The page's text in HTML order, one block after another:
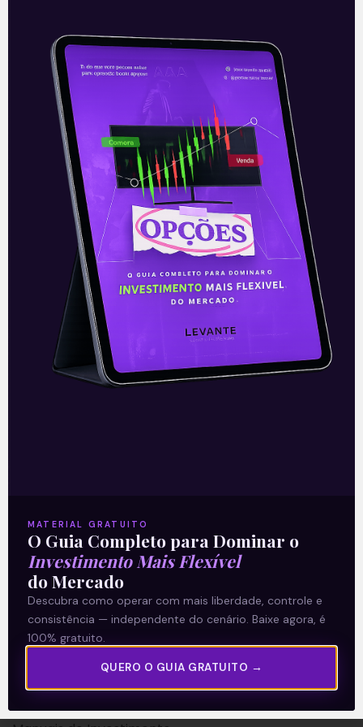
Isa Cteep (TRPL3/TRPL4):
Pagamento de Proventos
A transmissora de energia elétrica Isa
Cteep (TRPL3/TRPL4) anunciou na sexta-
feira (11) que vai pagar dividendos
intercalares de 0,176 reais por ação e
juros sobre
Leia mais
14/12/2020
Sobre nós
Termos e Condições
Política de Privacidade
Explore
Artigos
MATERIAL GRATUITO
O Guia Completo para Dominar o
Investimento Mais Flexível
do Mercado
Descubra como operar com mais liberdade, controle e
consistência — independente do cenário. Baixe agora, é
100% gratuito.
QUERO O GUIA GRATUITO →